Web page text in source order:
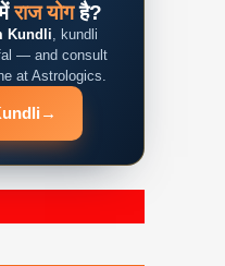
राज योगहै?
Kundli, kundli
— and consult
at Astrologics.
→